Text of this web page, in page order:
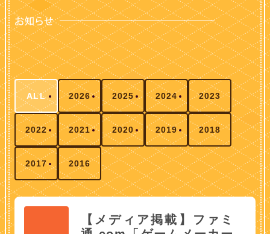
ALL 2026 2025 2024 2023
2022 2021 2020 2019 2018
2017 2016
【メディア掲載】ファミ